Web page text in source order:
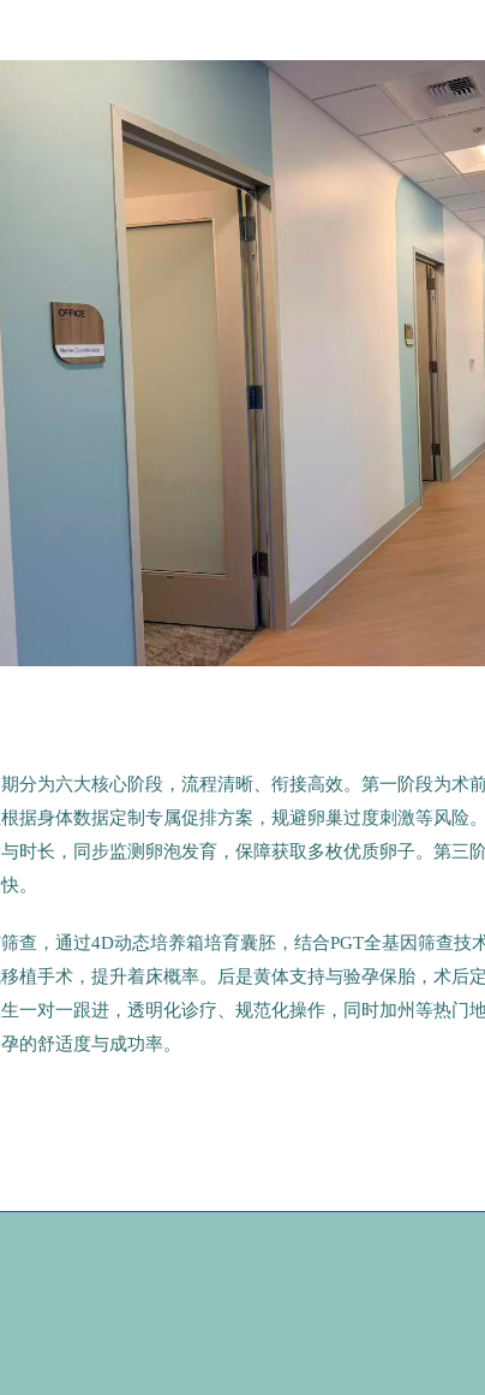
分为六大核心阶段，流程清晰、衔接高效。第一阶段为术
据身体数据定制专属促排方案，规避卵巢过度刺激等风险
时长，同步监测卵泡发育，保障获取多枚优质卵子。第三
。
查，通过4D动态培养箱培育囊胚，结合PGT全基因筛查技
植手术，提升着床概率。后是黄体支持与验孕保胎，术后
一对一跟进，透明化诊疗、规范化操作，同时加州等热门
的舒适度与成功率。